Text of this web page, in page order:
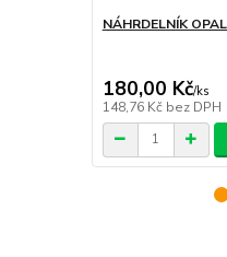
NÁHRDELNÍK
180,00 Kč/ks
148,76 Kč bez DPH